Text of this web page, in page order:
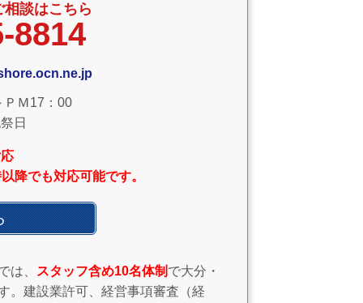
談はこちら
8814
ＰＭ17：00
日
降でも対応可能です。
は、 スタッフ含め10名体制 で大分・
。建設業許可、経営事項審査（経